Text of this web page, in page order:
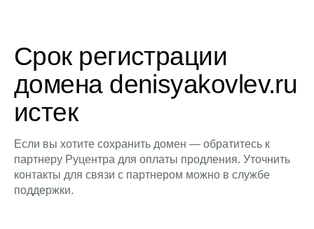
Срок регистрации
домена denisyakovlev.ru
истек
Если вы хотите сохранить домен — обратитесь к
партнеру Руцентра для оплаты продления. Уточнить
контакты для связи с партнером можно в службе
поддержки.